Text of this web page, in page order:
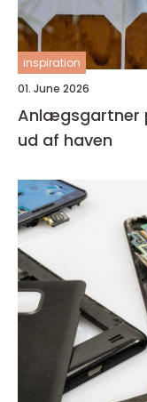
inspiration
01. June 2026
Anlægsgartner på falster
ud af haven